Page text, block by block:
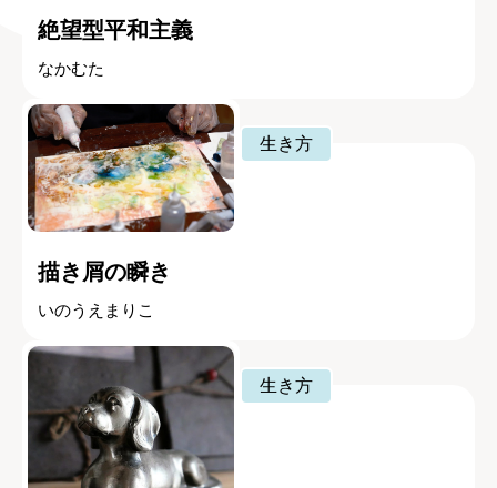
絶望型平和主義
なかむた
生き方
描き屑の瞬き
いのうえまりこ
生き方